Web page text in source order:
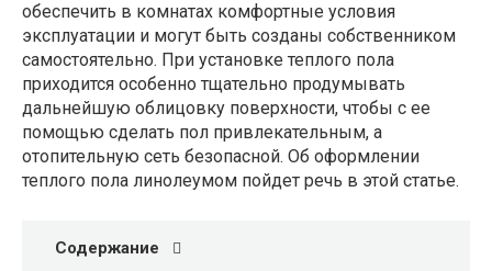
обеспечить в комнатах комфортные условия
эксплуатации и могут быть созданы собственником
самостоятельно. При установке теплого пола
приходится особенно тщательно продумывать
дальнейшую облицовку поверхности, чтобы с ее
помощью сделать пол привлекательным, а
отопительную сеть безопасной. Об оформлении
теплого пола линолеумом пойдет речь в этой статье.
Содержание